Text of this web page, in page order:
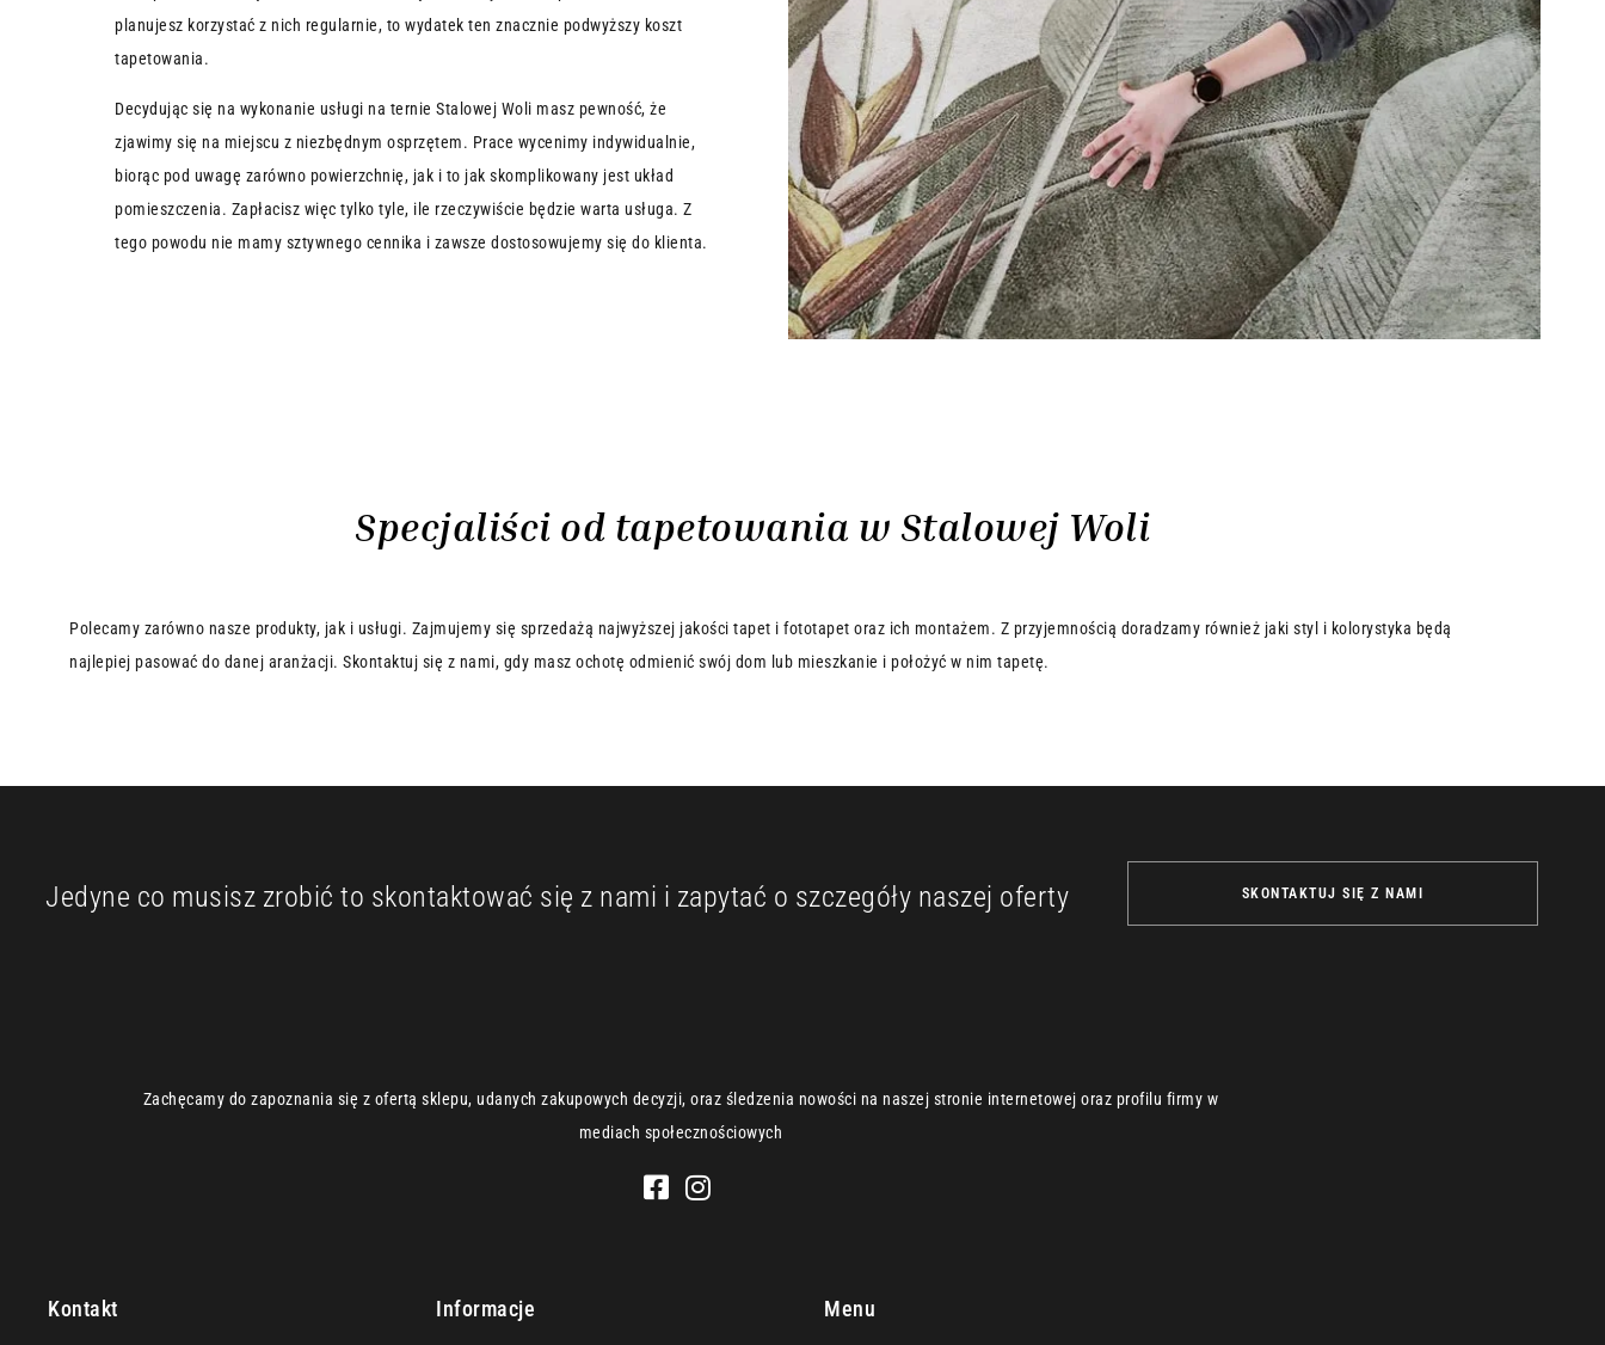
planujesz korzystać z nich regularnie, to wydatek ten znacznie podwyższy koszt
tapetowania.
Decydując się na wykonanie usługi na ternie Stalowej Woli masz pewność, że
zjawimy się na miejscu z niezbędnym osprzętem. Prace wycenimy indywidualnie,
biorąc pod uwagę zarówno powierzchnię, jak i to jak skomplikowany jest układ
pomieszczenia. Zapłacisz więc tylko tyle, ile rzeczywiście będzie warta usługa. Z
tego powodu nie mamy sztywnego cennika i zawsze dostosowujemy się do klienta.
Specjaliści od tapetowania w Stalowej Woli
Polecamy zarówno nasze produkty, jak i usługi. Zajmujemy się sprzedażą najwyższej jakości tapet i fototapet oraz ich montażem. Z przyjemnością doradzamy również jaki styl i kolorystyka będą
najlepiej pasować do danej aranżacji. Skontaktuj się z nami, gdy masz ochotę odmienić swój dom lub mieszkanie i położyć w nim tapetę.
Jedyne co musisz zrobić to skontaktować się z nami i zapytać o szczegóły naszej oferty SKONTAKTUJ SIĘ Z NAMI
Zachęcamy do zapoznania się z ofertą sklepu, udanych zakupowych decyzji, oraz śledzenia nowości na naszej stronie internetowej oraz profilu firmy w
mediach społecznościowych
Kontakt Informacje Menu